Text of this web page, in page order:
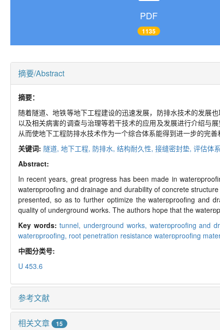
PDF
1135
摘要/Abstract
摘要：
随着隧道、地铁等地下工程建设的迅速发展，防排水技术的发展
以及相关病害的调查与治理等若干技术的应用及发展进行介绍与
从而使地下工程防排水技术作为一个综合体系能得到进一步的完
关键词: 隧道, 地下工程, 防排水, 结构耐久性, 接缝密封垫, 评估体
Abstract:
In recent years, great progress has been made in
waterproofing and drainage and durability of concrete
presented, so as to further optimize the waterproofing and
quality of underground works. The authors hope that the
Key words:tunnel, underground works, waterproofing and
waterproofing, root penetration resistance waterproofing
中图分类号:
U 453.6
参考文献
相关文章 15